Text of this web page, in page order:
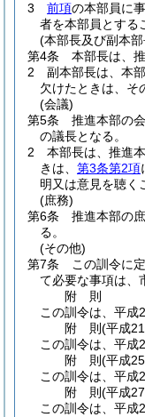
3
前項の本部員に
者を本部員とする
(本部長及び副本
第4条
本部長は、
2
副本部長は、本
欠けたときは、そ
(会議)
第5条
推進本部の
の議長となる。
2
本部長は、推進
きは、 第3条第2項
明又は意見を聴く
(庶務)
第6条
推進本部の
る。
(その他)
第7条
この訓令に
て必要な事項は、
附 則
この訓令は、平成
附 則(平成
この訓令は、平成
附 則(平成
この訓令は、平成
附 則(平成
この訓令は、平成